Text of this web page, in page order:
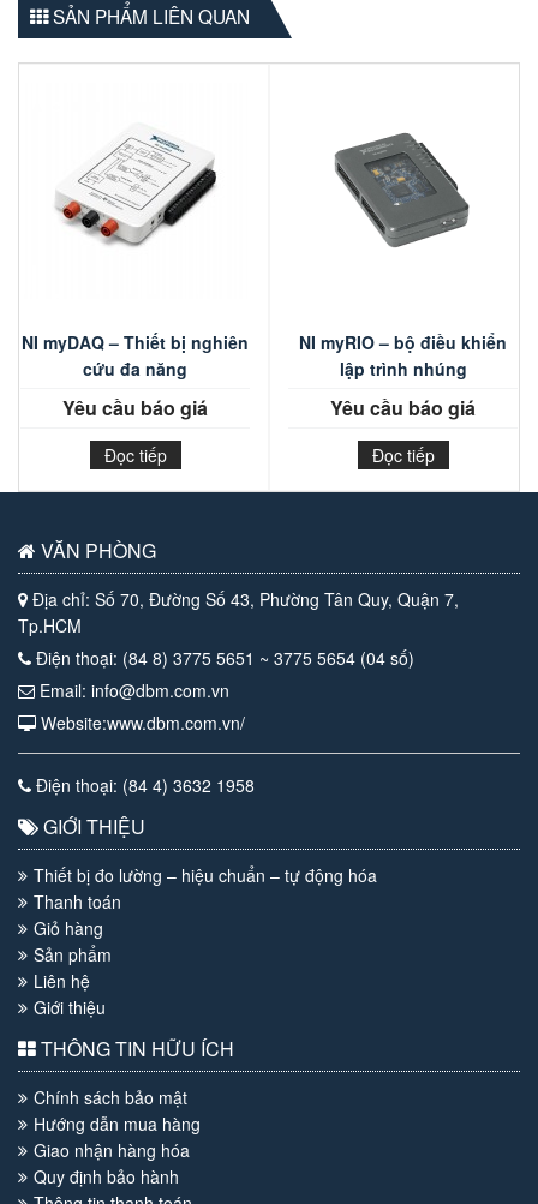
SẢN PHẨM LIÊN QUAN
NI myDAQ – Thiết bị nghiên
cứu đa năng
Yêu cầu báo giá
Đọc tiếp
NI myRIO – bộ điều khiển
lập trình nhúng
Yêu cầu báo giá
Đọc tiếp
VĂN PHÒNG
Địa chỉ: Số 70, Đường Số 43, Phường Tân Quy, Quận 7,
Tp.HCM
Điện thoại: (84 8) 3775 5651 ~ 3775 5654 (04 số)
Email: info@dbm.com.vn
Website:www.dbm.com.vn/
Điện thoại: (84 4) 3632 1958
GIỚI THIỆU
Thiết bị đo lường – hiệu chuẩn – tự động hóa
Thanh toán
Giỏ hàng
Sản phẩm
Liên hệ
Giới thiệu
THÔNG TIN HỮU ÍCH
Chính sách bảo mật
Hướng dẫn mua hàng
Giao nhận hàng hóa
Quy định bảo hành